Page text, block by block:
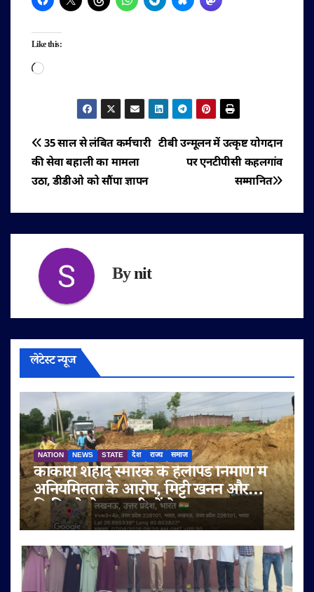
Like this:
Loading…
पोस्ट
नेविगेशन
टीबी उन्मूलन में उत्कृष्ट योगदान
पर एनटीपीसी कहलगांव
सम्मानित
35 साल से लंबित कर्मचारी
की सेवा बहाली का मामला
उठा, डीडीओ को सौंपा ज्ञापन
Bynit
लेटेस्ट न्यूज
NATION NEWS STATE देश राज्य समाज
काकोरी शहीद स्मारक के हेलीपैड निर्माण में
अनियमितता के आरोप, मिट्टी खनन और
बिक्री को लेकर ग्रामीणों ने उठाए सवाल